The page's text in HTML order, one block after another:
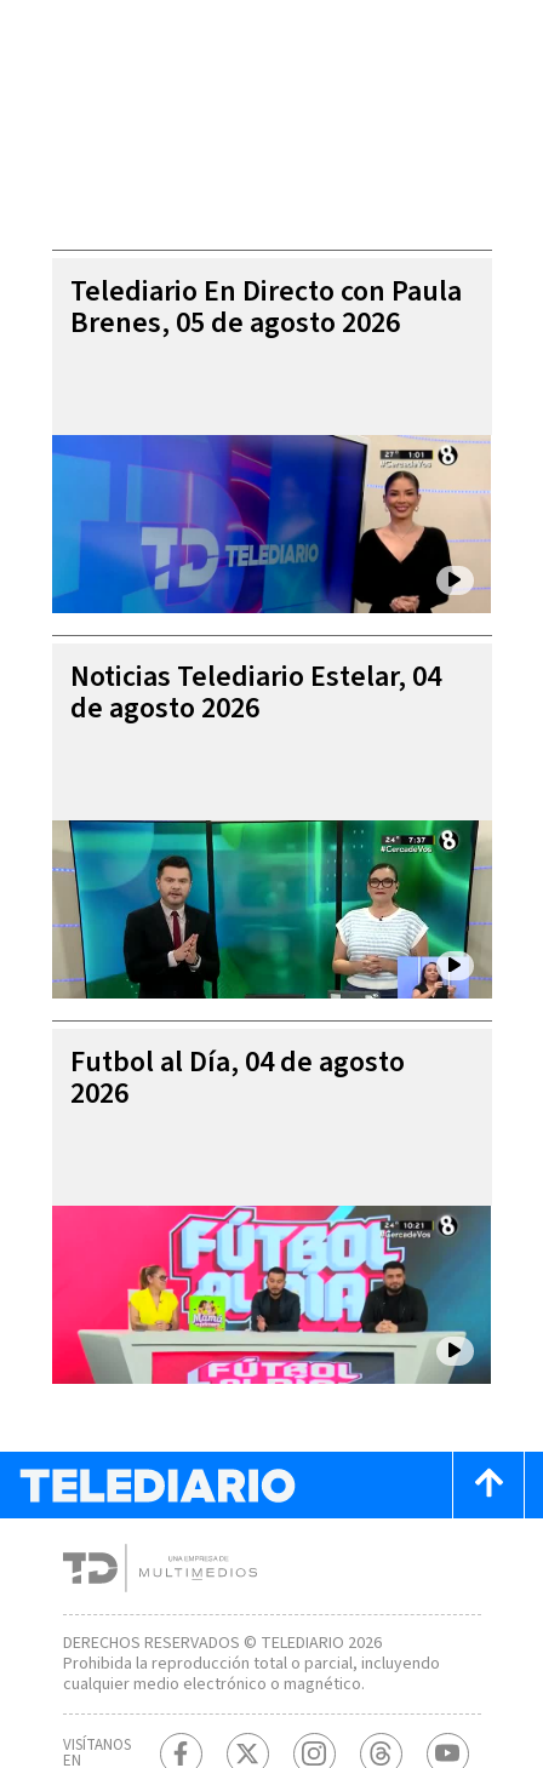
Telediario En Directo con Paula
Brenes, 05 de agosto 2026
Noticias Telediario Estelar, 04
de agosto 2026
Futbol al Día, 04 de agosto
2026
DERECHOS RESERVADOS © TELEDIARIO 2026
Prohibida la reproducción total o parcial, incluyendo
cualquier medio electrónico o magnético.
VISÍTANOS
EN